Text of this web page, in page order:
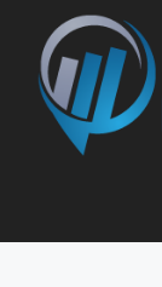
Inhalt
springen